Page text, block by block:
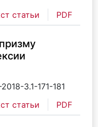
статьи PDF
3.1-171-181
статьи PDF